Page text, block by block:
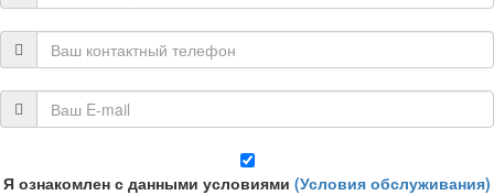
Я ознакомлен с данными условиями (Условия обслуживания)